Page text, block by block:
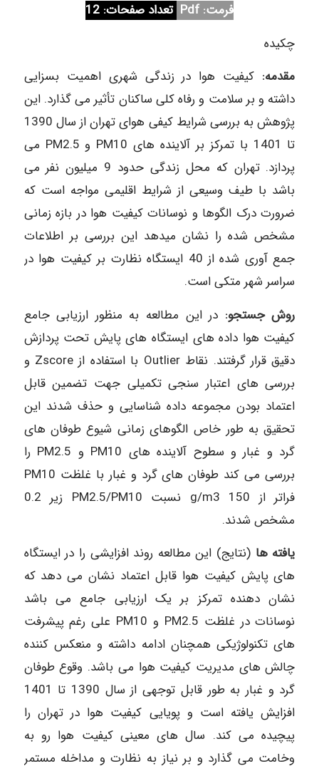
فرمت: Pdf
تعداد صفحات: 12
چکیده
مقدمه: کیفیت هوا در زندگی شهری اهمیت بسزایی
داشته و بر سلامت و رفاه کلی ساکنان تأثیر می گذارد. این
پژوهش به بررسی شرایط کیفی هوای تهران از سال 1390
تا 1401 با تمرکز بر آلاینده های PM10 و PM2.5 می
پردازد. تهران که محل زندگی حدود 9 میلیون نفر می
باشد با طیف وسیعی از شرایط اقلیمی مواجه است که
ضرورت درک الگوها و نوسانات کیفیت هوا در بازه زمانی
مشخص شده را نشان میدهد این بررسی بر اطلاعات
جمع آوری شده از 40 ایستگاه نظارت بر کیفیت هوا در
سراسر شهر متکی است.
روش جستجو: در این مطالعه به منظور ارزیابی جامع
کیفیت هوا داده های ایستگاه های پایش تحت پردازش
دقیق قرار گرفتند. نقاط Outlier با استفاده از Zscore و
بررسی های اعتبار سنجی تکمیلی جهت تضمین قابل
اعتماد بودن مجموعه داده شناسایی و حذف شدند این
تحقیق به طور خاص الگوهای زمانی شیوع طوفان های
گرد و غبار و سطوح آلاینده های PM10 و PM2.5 را
بررسی می کند طوفان های گرد و غبار با غلظت PM10
فراتر از g/m3 150 نسبت PM2.5/PM10 زیر 0.2
مشخص شدند.
یافته ها (نتایج) این مطالعه روند افزایشی را در ایستگاه
های پایش کیفیت هوا قابل اعتماد نشان می دهد که
نشان دهنده تمرکز بر یک ارزیابی جامع می باشد
نوسانات در غلظت PM2.5 و PM10 علی رغم پیشرفت
های تکنولوژیکی همچنان ادامه داشته و منعکس کننده
چالش های مدیریت کیفیت هوا می باشد. وقوع طوفان
گرد و غبار به طور قابل توجهی از سال 1390 تا 1401
افزایش یافته است و پویایی کیفیت هوا در تهران را
پیچیده می کند. سال های معینی کیفیت هوا رو به
وخامت می گذارد و بر نیاز به نظارت و مداخله مستمر